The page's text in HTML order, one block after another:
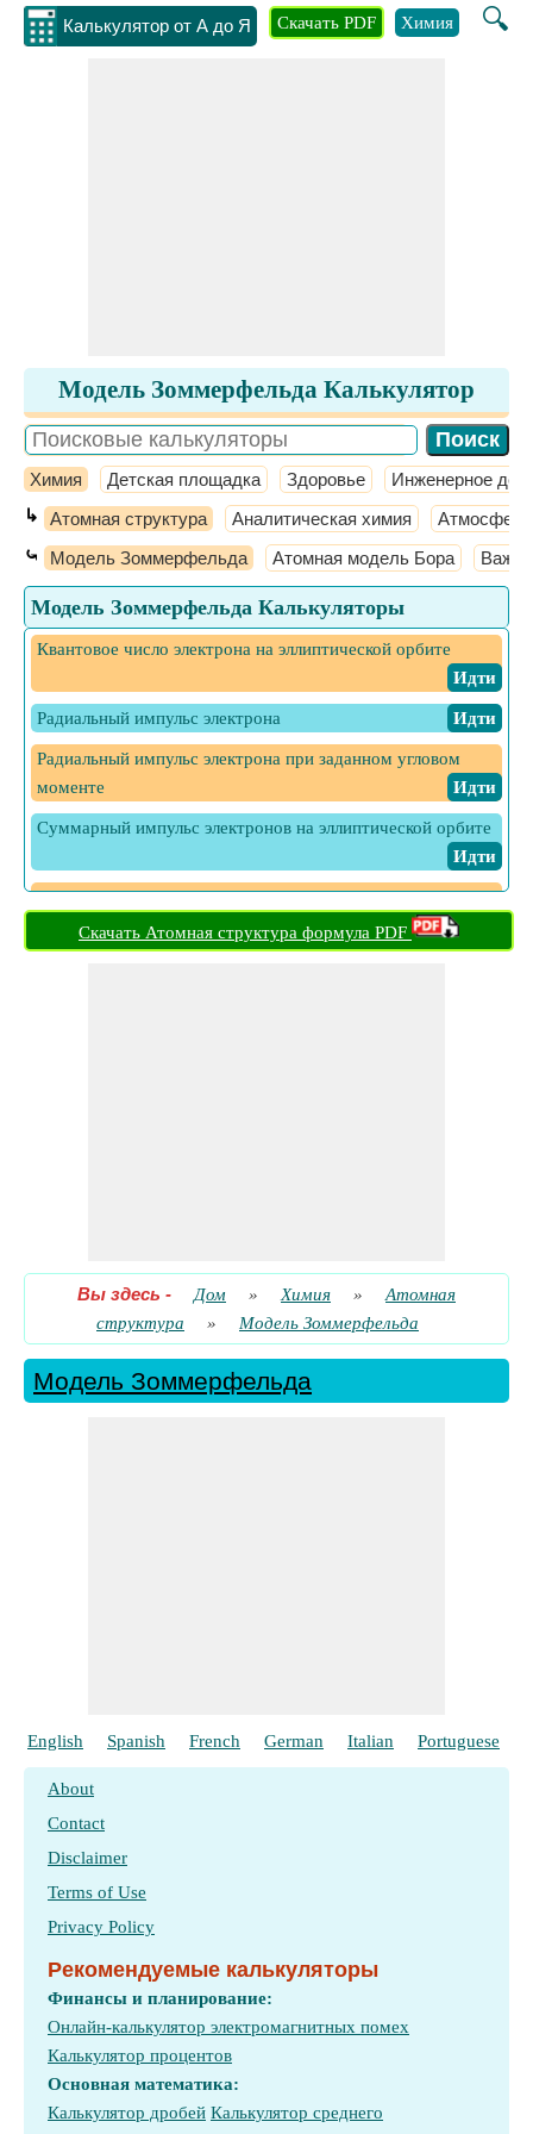
Калькулятор от А до Я 🔍
Скачать PDF Химия
Модель Зоммерфельда Калькулятор
Химия Детская площадка Здоровье Инженерное
↳ Атомная структура Аналитическая химия
⤿ Модель Зоммерфельда Атомная модель Бора
Модель Зоммерфельда Калькуляторы
Квантовое число электрона на эллиптической орбите
​ Идти
Радиальный импульс электрона ​ Идти
Радиальный импульс электрона при заданном угловом
моменте
​ Идти
Суммарный импульс электронов на эллиптической орбите
​ Идти
Угловое квантование Число электрона на эллиптической
орбите
​ Идти
Скачать Атомная структура формула PDF
Вы здесь - Дом » Химия »
Атомная
структура
» Модель Зоммерфельда
Модель Зоммерфельда
English Spanish French German Italian Portuguese
About
Contact
Disclaimer
Terms of Use
Privacy Policy
Рекомендуемые калькуляторы
Финансы и планирование:
Онлайн-калькулятор электромагнитных помех
Калькулятор процентов
Основная математика:
Калькулятор дробей Калькулятор среднего